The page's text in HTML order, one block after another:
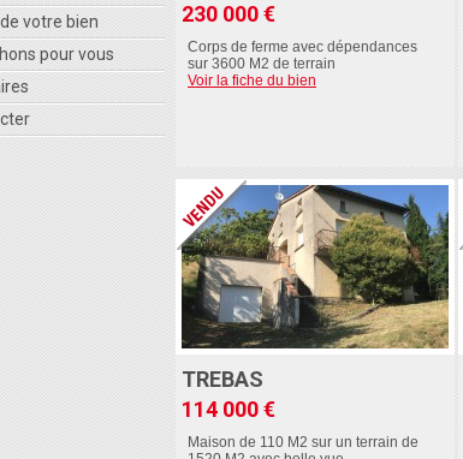
votre bien
pour vous
230 000 €
Corps de ferme avec dépendances
sur 3600 M2 de terrain
Voir la fiche du bien
TREBAS
114 000 €
Maison de 110 M2 sur un terrain de